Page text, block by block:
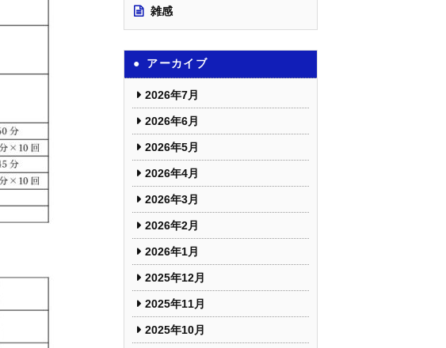
雑感
アーカイブ
2026年7月
2026年6月
2026年5月
2026年4月
2026年3月
2026年2月
2026年1月
2025年12月
2025年11月
2025年10月